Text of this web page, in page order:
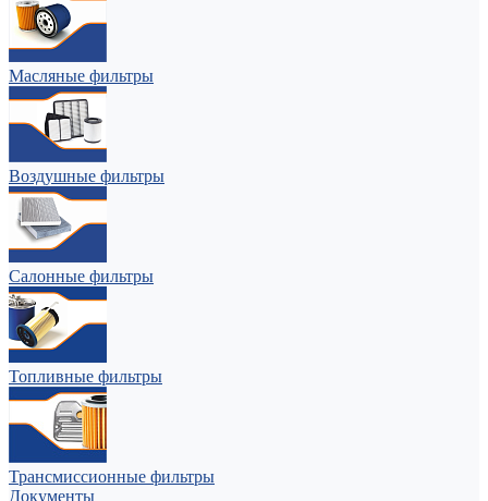
Масляные фильтры
Воздушные фильтры
Салонные фильтры
Топливные фильтры
Трансмиссионные фильтры
Документы